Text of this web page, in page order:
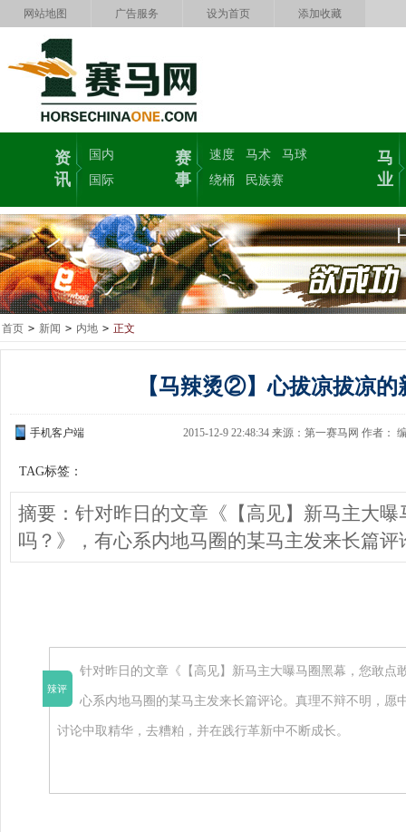
网站地图 广告服务 设为首页 添加收藏
资
讯
国内
国际
赛
事
速度 马术
马球
绕桶
民族赛
马
业
首页 > 新闻 > 内地 > 正文
【马辣烫②】心拔凉拔凉的
手机客户端 2015-12-9 22:48:34 来源：第一赛马网 作者：
TAG标签：
摘要：针对昨日的文章《【高见】新马主大
吗？》，有心系内地马圈的某马主发来长篇评
辣评
针对昨日的文章《【高见】新马主大曝马圈黑幕，您敢点
心系内地马圈的某马主发来长篇评论。真理不辩不明，愿
讨论中取精华，去糟粕，并在践行革新中不断成长。